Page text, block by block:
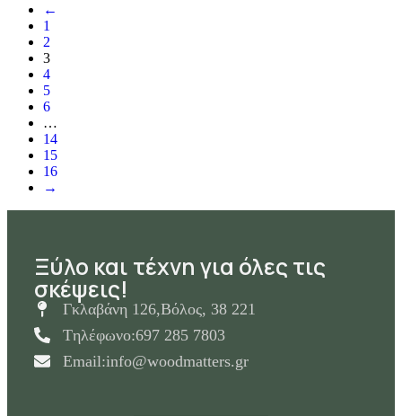
←
1
2
3
4
5
6
…
14
15
16
→
Ξύλο και τέχνη για όλες τις
σκέψεις!
Γκλαβάνη 126,Βόλος, 38 221
Tηλέφωνο:697 285 7803
Email:info@woodmatters.gr